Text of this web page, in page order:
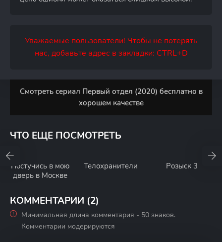
Уважаемые пользователи! Чтобы не потерять
нас, добавьте адрес в закладки: CTRL+D
Смотреть сериал Первый отдел (2020) бесплатно в
хорошем качестве
ЧТО ЕЩЕ ПОСМОТРЕТЬ
Постучись в мою
дверь в Москве
Телохранители Розыск 3
КОММЕНТАРИИ (2)
Минимальная длина комментария - 50 знаков.
Комментарии модерируются